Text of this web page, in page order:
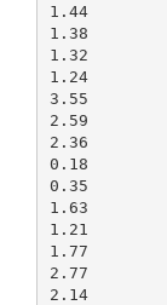
1.44
1.38
1.32
1.24
3.55
2.59
2.36
0.18
0.35
1.63
1.21
1.77
2.77
2.14